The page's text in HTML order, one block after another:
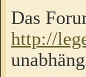
Das
http://